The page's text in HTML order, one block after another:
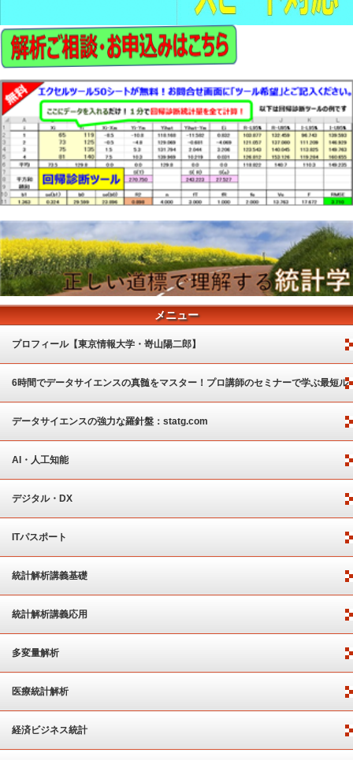
メニュー
プロフィール【東京情報大学・嵜山陽二郎】
6時間でデータサイエンスの真髄をマスター！プロ講師のセミナーで学ぶ最短ル
ート
データサイエンスの強力な羅針盤：statg.com
AI・人工知能
デジタル・DX
ITパスポート
統計解析講義基礎
統計解析講義応用
多変量解析
医療統計解析
経済ビジネス統計